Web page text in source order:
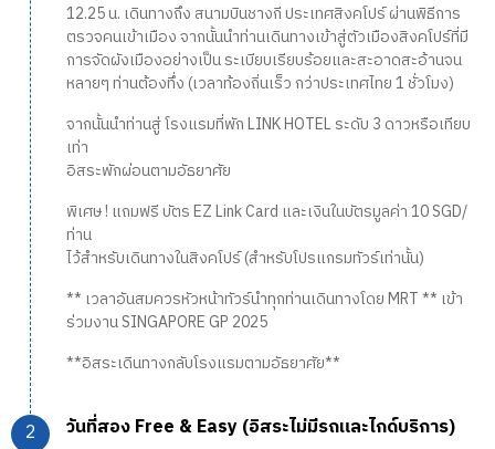
12.25 น. เดินทางถึง สนามบินชางกี ประเทศสิงคโปร์ ผ่านพิธีการ
ตรวจคนเข้าเมือง จากนั้นนำท่านเดินทางเข้าสู่ตัวเมืองสิงคโปร์ที่มี
การจัดผังเมืองอย่างเป็น ระเบียบเรียบร้อยและสะอาดสะอ้านจน
หลายๆ ท่านต้องทึ่ง (เวลาท้องถิ่นเร็ว กว่าประเทศไทย 1 ชั่วโมง)
จากนั้นนำท่านสู่ โรงแรมที่พัก LINK HOTEL ระดับ 3 ดาวหรือเทียบ
เท่า
อิสระพักผ่อนตามอัธยาศัย
พิเศษ ! แถมฟรี บัตร EZ Link Card และเงินในบัตรมูลค่า 10 SGD/
ท่าน
ไว้สำหรับเดินทางในสิงคโปร์ (สำหรับโปรแกรมทัวร์เท่านั้น)
** เวลาอันสมควรหัวหน้าทัวร์นำทุกท่านเดินทางโดย MRT ** เข้า
ร่วมงาน SINGAPORE GP 2025
**อิสระเดินทางกลับโรงแรมตามอัธยาศัย**
วันที่สอง Free & Easy (อิสระไม่มีรถและไกด์บริการ)